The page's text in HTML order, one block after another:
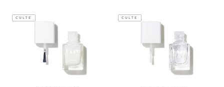
CULTE CULTE